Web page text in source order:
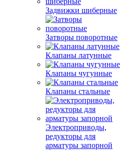
Задвижки шиберные
Затворы поворотные
Клапаны латунные
Клапаны чугунные
Клапаны стальные
Электроприводы,
редукторы для
арматуры запорной